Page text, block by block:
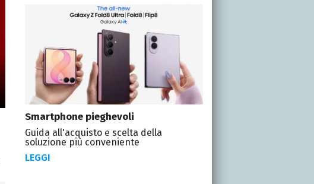
Smartphone pieghevoli
Guida all'acquisto e scelta della
soluzione più conveniente
LEGGI